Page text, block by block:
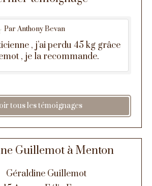
Par Anthony Bevan
, j’ai perdu 45 kg grâce
, je la recommande.
tous les témoignages
Guillemot à Menton
Géraldine Guillemot